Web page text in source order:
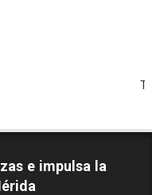
Todos
e impulsa la